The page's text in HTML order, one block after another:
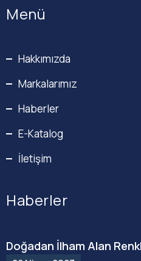
Menü
Hakkımızda
Markalarımız
Haberler
E-Katalog
İletişim
Haberler
Doğadan İlham Alan